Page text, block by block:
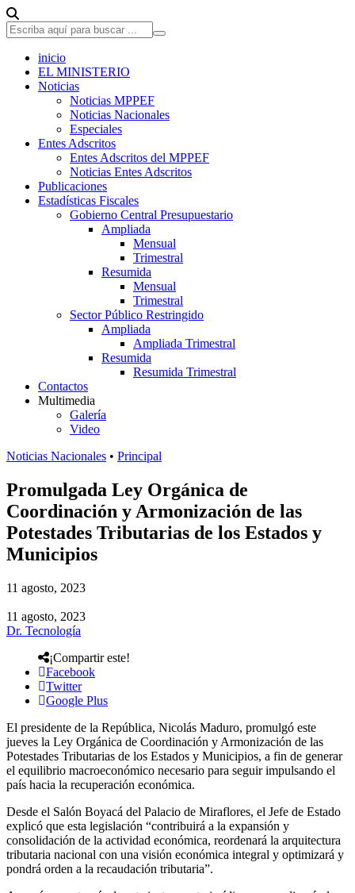
inicio
EL MINISTERIO
Noticias
Noticias MPPEF
Noticias Nacionales
Especiales
Entes Adscritos
Entes Adscritos del MPPEF
Noticias Entes Adscritos
Publicaciones
Estadísticas Fiscales
Gobierno Central Presupuestario
Ampliada
Mensual
Trimestral
Resumida
Mensual
Trimestral
Sector Público Restringido
Ampliada
Ampliada Trimestral
Resumida
Resumida Trimestral
Contactos
Multimedia
Galería
Video
Noticias Nacionales • Principal
Promulgada Ley Orgánica de
Coordinación y Armonización de las
Potestades Tributarias de los Estados y
Municipios
11 agosto, 2023
11 agosto, 2023
Dr. Tecnología
¡Compartir este!
Facebook
Twitter
Google Plus
El presidente de la República, Nicolás Maduro, promulgó este
jueves la Ley Orgánica de Coordinación y Armonización de las
Potestades Tributarias de los Estados y Municipios, a fin de generar
el equilibrio macroeconómico necesario para seguir impulsando el
país hacia la recuperación económica.
Desde el Salón Boyacá del Palacio de Miraflores, el Jefe de Estado
explicó que esta legislación “contribuirá a la expansión y
consolidación de la actividad económica, reordenará la arquitectura
tributaria nacional con una visión económica integral y optimizará y
pondrá orden a la recaudación tributaria”.